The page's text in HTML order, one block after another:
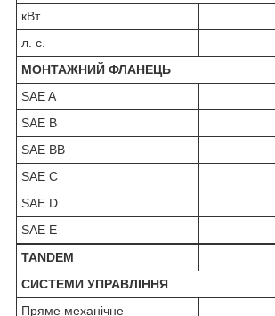
кВт
л. с.
МОНТАЖНИЙ ФЛАНЕЦЬ
SAE A
SAE B
SAE BB
SAE C
SAE D
SAE E
TANDEM
СИСТЕМИ УПРАВЛІННЯ
Пряме механічне